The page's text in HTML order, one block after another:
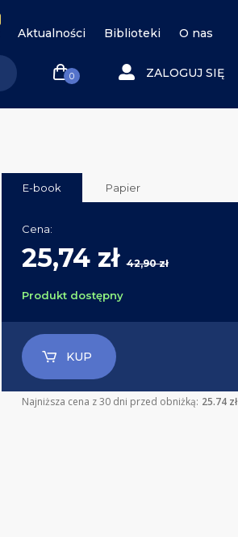
Aktualności Biblioteki O nas
0 ZALOGUJ SIĘ
E-book Papier
Cena:
25,74 zł42,90 zł
Produkt dostępny
KUP
Najniższa cena z 30 dni przed obniżką: 25.74 zł